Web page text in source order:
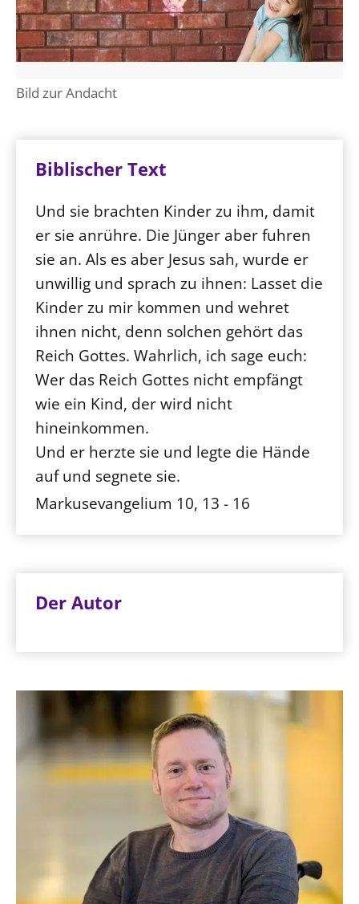
Bild zur Andacht
Biblischer Text
Und sie brachten Kinder zu ihm, damit
er sie anrühre. Die Jünger aber fuhren
sie an. Als es aber Jesus sah, wurde er
unwillig und sprach zu ihnen: Lasset die
Kinder zu mir kommen und wehret
ihnen nicht, denn solchen gehört das
Reich Gottes. Wahrlich, ich sage euch:
Wer das Reich Gottes nicht empfängt
wie ein Kind, der wird nicht
hineinkommen.
Und er herzte sie und legte die Hände
auf und segnete sie.
Markusevangelium 10, 13 - 16
Der Autor